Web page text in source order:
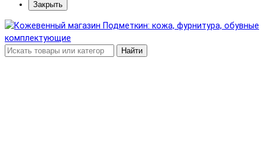
Закрыть
Найти